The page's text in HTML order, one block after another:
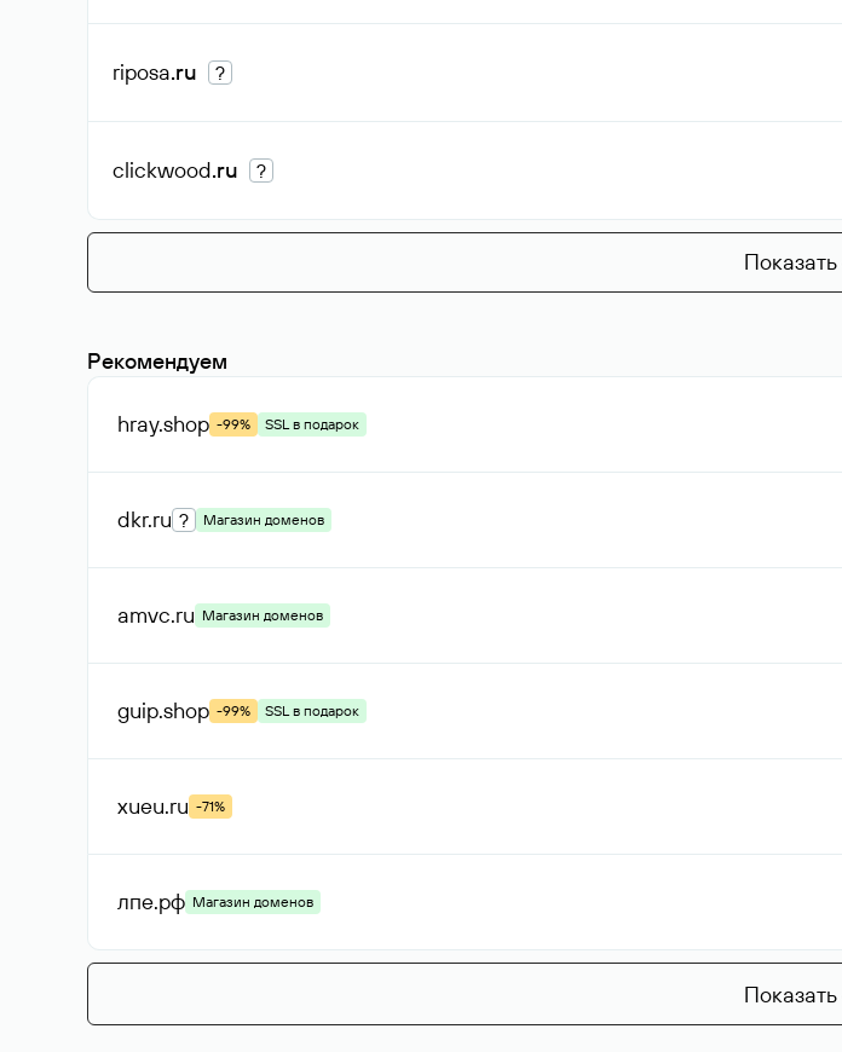
riposa.ru ?
clickwood.ru ?
Рекомендуем
hray.shop -99% SSL в подарок
dkr.ru ? Магазин доменов
amvc.ru Магазин доменов
guip.shop -99% SSL в подарок
xueu.ru -71%
лпе.рф Магазин доменов